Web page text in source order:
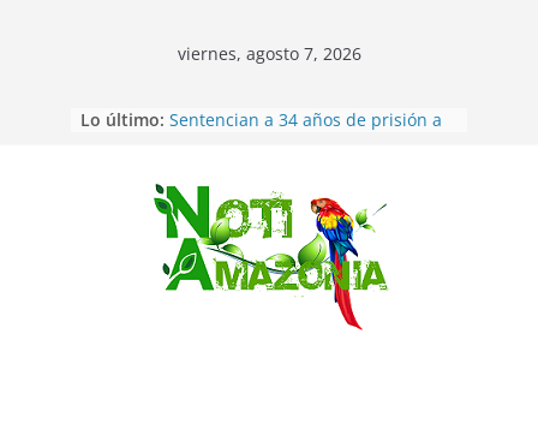
Saltar
viernes, agosto 7, 2026
Lo último: Ecuador: dos jóvenes de 22 años
Sentencian a 34 años de prisión a
implicados en caso de Alison,
oriunda de Tena
Vozinha, el arquero sensación de
cabo Verde, ya llegó para
incorporarse a Colo Colo de Chile
Pastaza: la parroquia Diez de